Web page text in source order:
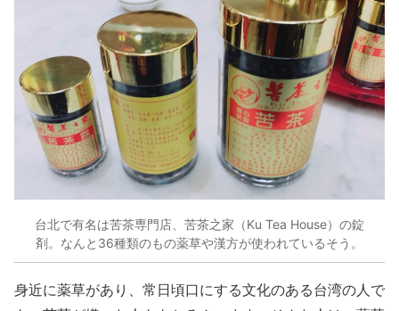
台北で有名は苦茶専門店、苦茶之家（Ku Tea House）の錠
剤。なんと36種類のもの薬草や漢方が使われているそう。
身近に薬草があり、常日頃口にする文化のある台湾の人で